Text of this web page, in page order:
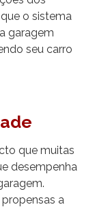
o sistema
garagem
seu carro
que muitas
desempenha
a